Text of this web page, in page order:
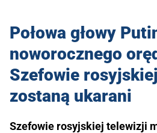
Połowa głowy
noworocznego
Szefowie
zostaną ukarani
Szefowie rosyjskiej telewizji